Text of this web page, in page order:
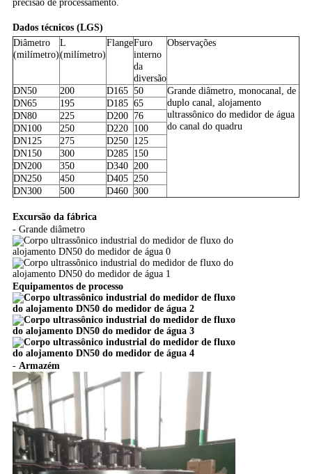
precisão de processamento.
Dados técnicos (LGS)
Diâmetro
(milímetro)
L
(milímetro)
FlangeFuro
interno
da
diversão
Observações
DN50 200 D165 50
Grande diâmetro, monocanal, de
duplo canal, alojamento
ultrassônico do medidor de água
do canal do quadru
DN65 195 D185 65
DN80
225 D200
76
DN100
250 D220
100
DN125
275 D250
125
DN150
300 D285
150
DN200
350 D340 200
DN250
450 D405 250
DN300
500 D460 300
Excursão da fábrica
- Grande diâmetro
Equipamentos de processo
- Armazém